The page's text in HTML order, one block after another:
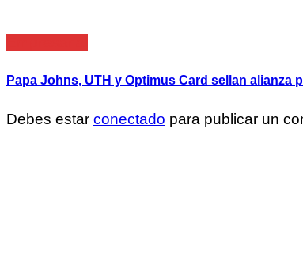
Papa Johns, UTH y Optimus Card sellan
Debes estar conectado para publicar un